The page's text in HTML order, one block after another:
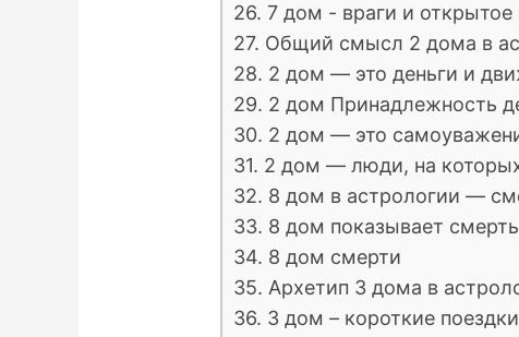
26. 7 дом - враги и открытое
27. Общий смысл 2 дома в
28. 2 дом — это деньги и
29. 2 дом Принадлежность
30. 2 дом — это
31. 2 дом — люди, на
32. 8 дом в астрологии —
33. 8 дом показывает смерть
34. 8 дом смерти
35. Архетип 3 дома в
36. 3 дом – короткие поездки